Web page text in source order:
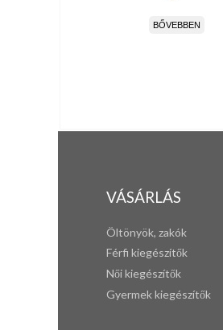
BŐVEBBEN
VÁSÁRLÁS
Öltönyök, zakók
Férfi kiegészítők
Női kiegészítők
Gyermek kiegészítők